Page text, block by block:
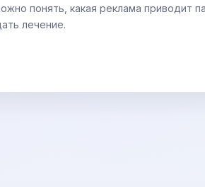
понять, какая реклама приводит
лечение.